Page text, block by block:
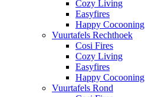
Cozy Living
Easyfires
Happy Cocooning
Vuurtafels Rechthoek
Cosi Fires
Cozy Living
Easyfires
Happy Cocooning
Vuurtafels Rond